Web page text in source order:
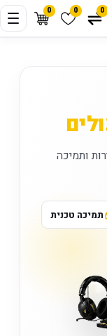
0 0 0
ותמיכה
תמיכה טכנית